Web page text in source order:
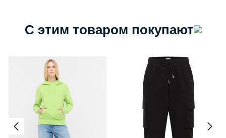
С этим товаром покупают